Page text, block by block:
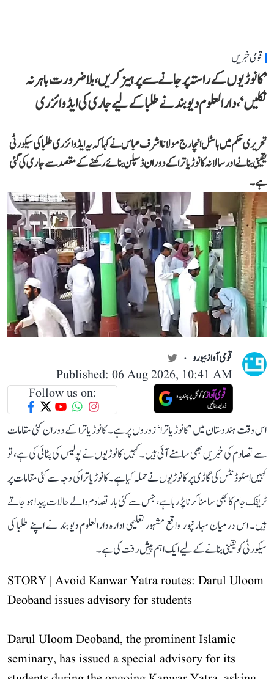
قومی خبریں
’کانوڑیوں کے راستہ پر جانے سے پرہیز کریں، بلاضرورت باہر نہ
نکلیں‘، دارالعلوم دیوبند نے طلبا کے لیے جاری کی ایڈوائزری
تحریری حکم میں ہاسٹل انچارج مولانا اشرف عباس نے کہا کہ یہ ایڈوائزری طلبا کی سیکورٹی
یقینی بنانے اور سالانہ کانوڑ یاترا کے دوران ڈسپلن بنائے رکھنے کے مقصد سے جاری کی گئی
ہے۔
قومی آواز بیورو
Published: 06 Aug 2026, 10:41 AM
Follow us on:
اس وقت ہندوستان میں ’کانوڑ یاترا‘ زوروں پر ہے۔ کانوڑ یاترا کے دوران کئی مقامات
سے تصادم کی خبریں بھی سامنے آئی ہیں۔ کہیں کانوڑیوں نے پولیس کی پٹائی کی ہے، تو
کہیں اسٹوڈنٹس کی گاڑی پر کانوڑیوں نے حملہ کیا ہے۔ کانوڑ یاترا کی وجہ سے کئی مقامات پر
ٹریفک جام کا بھی سامنا کرنا پڑ رہا ہے، جس سے کئی بار تصادم والے حالات پیدا ہو جاتے
ہیں۔ اس درمیان سہارنپور واقع مشہور تعلیمی ادارہ دارالعلوم دیوبند نے اپنے طلبا کی
سیکورٹی کو یقینی بنانے کے لیے ایک اہم پیش رفت کی ہے۔
STORY | Avoid Kanwar Yatra routes: Darul Uloom
Deoband issues advisory for students
Darul Uloom Deoband, the prominent Islamic
seminary, has issued a special advisory for its